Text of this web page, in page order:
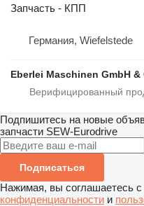
Запчасть - КПП
Германия, Wiefelstede
Eberlei Maschinen GmbH &
Подпишитесь на новые
запчасти SEW-Eurodrive
Подписаться
Нажимая, вы соглашаетесь
конфиденциальности и